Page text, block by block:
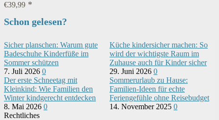
€39,99
Schon gelesen?
Sicher planschen: Warum gute
Badeschuhe Kinderfüße im
Sommer schützen
7. Juli 2026 0
Küche kindersicher machen: So
wird der wichtigste Raum im
Zuhause auch für Kinder sicher
29. Juni 2026 0
Der erste Schneetag mit
Kleinkind: Wie Familien den
Winter kindgerecht entdecken
8. Mai 2026 0
Sommerurlaub zu Hause:
Familien-Ideen für echte
Feriengefühle ohne Reisebudget
14. November 2025 0
Rechtliches